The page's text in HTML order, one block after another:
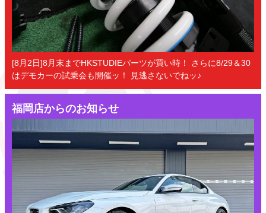
[8月2日]8月末までHKSTUDIEパーツが買い時！ さらに8/29＆30
はデモカーの試乗会も開催ッ！ 見逃さないでねッ♪
福岡店からのお知らせ